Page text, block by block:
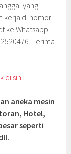
yang
kerja di nomor
ke Whatsapp
Terima
di sini.
aneka mesin
Hotel,
seperti